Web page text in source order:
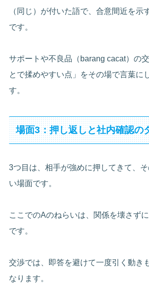
（同じ）が付いた語で、合意間近を示
です。
サポートや不良品（barang cacat）の
とで揉めやすい点」をその場で言葉に
す。
場面3：押し返しと社内確認の
3つ目は、相手が強めに押してきて、
い場面です。
ここでのAのねらいは、関係を壊さず
です。
交渉では、即答を避けて一度引く動き
なります。